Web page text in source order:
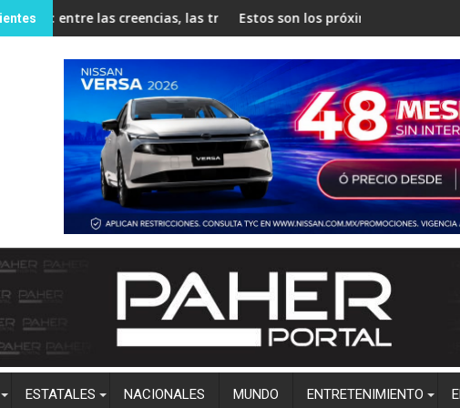
creencias, las tradiciones y la llegada de un nuevo bebé
Estos son los próximos eclipses que podrán
ESTATALES NACIONALES MUNDO ENTRETENIMIENTO